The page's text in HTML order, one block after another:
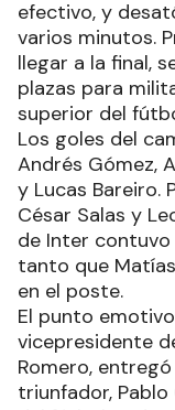
efectivo, y
varios minutos.
llegar a la final,
plazas para
superior del
Los goles del
Andrés Gómez,
y Lucas Bareiro.
César Salas y
de Inter contuvo
tanto que
en el poste.
El punto
vicepresidente
Romero,
triunfador, Pablo